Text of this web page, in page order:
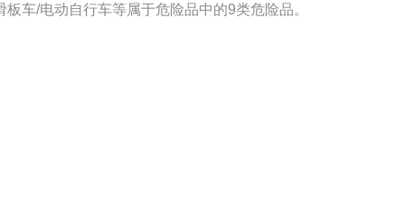
车/电动自行车等属于危险品中的9类危险品。